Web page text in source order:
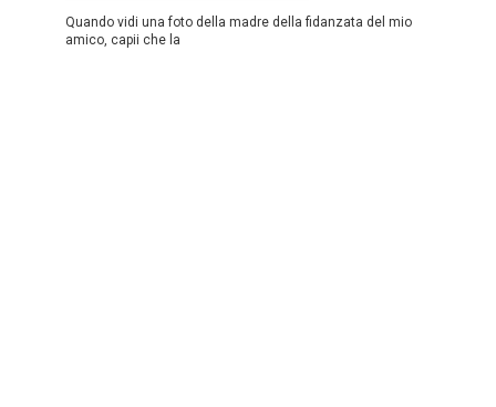
Quando vidi una foto della madre della fidanzata del mio
amico, capii che la